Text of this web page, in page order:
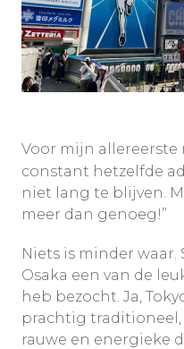
Voor mijn allereerste
constant hetzelfde
niet lang te blijven.
meer dan genoeg!”
Niets is minder waar.
Osaka een van de
heb bezocht. Ja,
prachtig traditioneel,
rauwe en energieke